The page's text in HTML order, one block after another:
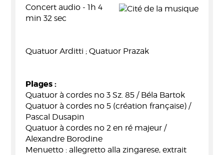
Concert audio - 1h 4
min 32 sec
Quatuor Arditti ; Quatuor Prazak
Plages :
Quatuor à cordes no 3 Sz. 85 / Béla Bartok
Quatuor à cordes no 5 (création française) /
Pascal Dusapin
Quatuor à cordes no 2 en ré majeur /
Alexandre Borodine
Menuetto : allegretto alla zingarese, extrait